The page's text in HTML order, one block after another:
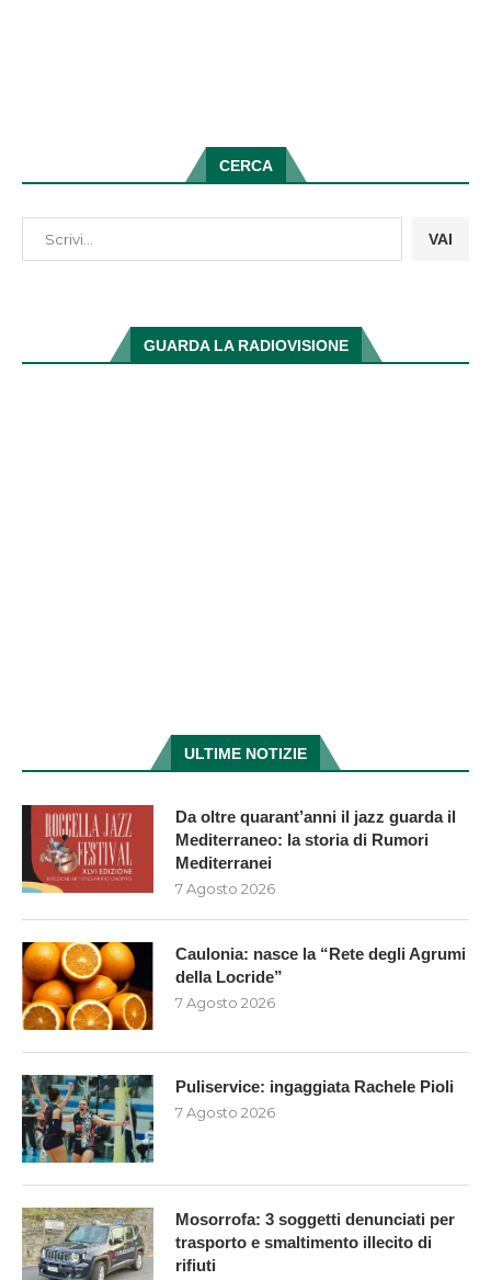
CERCA
VAI
GUARDA LA RADIOVISIONE
ULTIME NOTIZIE
Da oltre quarant’anni il jazz guarda il
Mediterraneo: la storia di Rumori
Mediterranei
7 Agosto 2026
Caulonia: nasce la “Rete degli Agrumi
della Locride”
7 Agosto 2026
Puliservice: ingaggiata Rachele Pioli
7 Agosto 2026
Mosorrofa: 3 soggetti denunciati per
trasporto e smaltimento illecito di
rifiuti